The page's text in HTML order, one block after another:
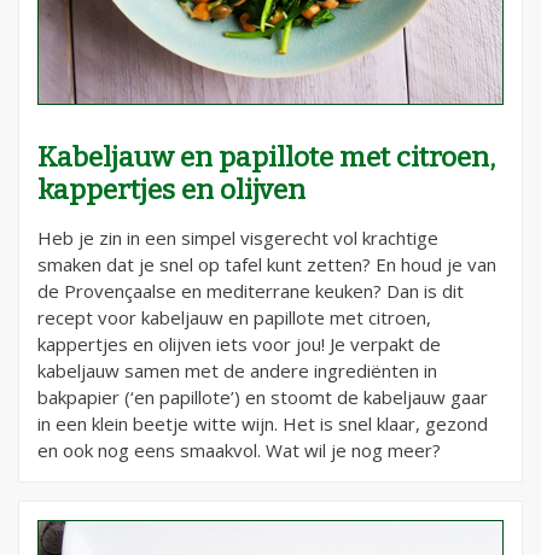
Kabeljauw en papillote met citroen,
kappertjes en olijven
Heb je zin in een simpel visgerecht vol krachtige
smaken dat je snel op tafel kunt zetten? En houd je van
de Provençaalse en mediterrane keuken? Dan is dit
recept voor kabeljauw en papillote met citroen,
kappertjes en olijven iets voor jou! Je verpakt de
kabeljauw samen met de andere ingrediënten in
bakpapier (‘en papillote’) en stoomt de kabeljauw gaar
in een klein beetje witte wijn. Het is snel klaar, gezond
en ook nog eens smaakvol. Wat wil je nog meer?